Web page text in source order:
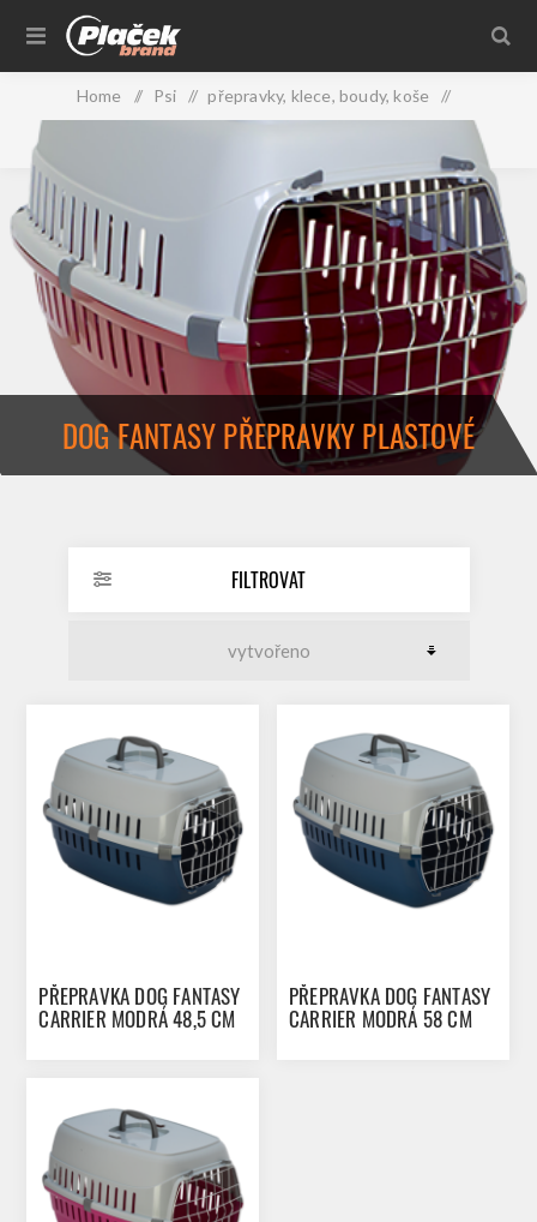
Home / Psi / přepravky, klece, boudy, koše /
Dog Fantasy přepravky plastové
DOG FANTASY PŘEPRAVKY PLASTOVÉ
FILTROVAT
PŘEPRAVKA DOG FANTASY
CARRIER MODRÁ 48,5 CM
PŘEPRAVKA DOG FANTASY
CARRIER MODRÁ 58 CM